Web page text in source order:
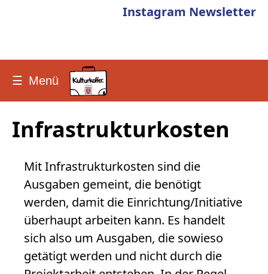
Instagram Newsletter
☰ Menü
Infrastrukturkosten
Mit Infrastrukturkosten sind die
Ausgaben gemeint, die benötigt
werden, damit die Einrichtung/Initiative
überhaupt arbeiten kann. Es handelt
sich also um Ausgaben, die sowieso
getätigt werden und nicht durch die